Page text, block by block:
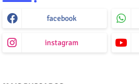
facebook
instagram